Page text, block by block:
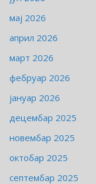
мај 2026
април 2026
март 2026
фебруар 2026
јануар 2026
децембар 2025
новембар 2025
октобар 2025
септембар 2025